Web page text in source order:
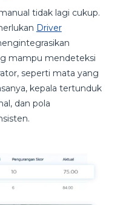
tidak lagi cukup.
Driver
mampu mendeteksi
seperti mata yang
kepala tertunduk
dan pola